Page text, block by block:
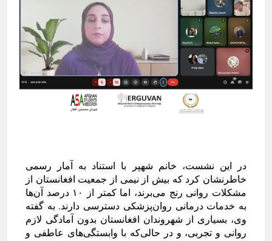
‎در این نشست، خانم شهپر با استناد به آمار رسمی
خاطرنشان کرد که بیش از نیمی از جمعیت افغانستان از
مشکلات روانی رنج می‌برند، اما کمتر از ۱۰ درصد آن‌ها
به خدمات درمانی روان‌پزشکی دسترسی دارند. به گفته
وی، بسیاری از شهروندان افغانستان بدون آمادگی لازم
روانی و تجربی، و در حالی‌که با وابستگی‌های عاطفی و